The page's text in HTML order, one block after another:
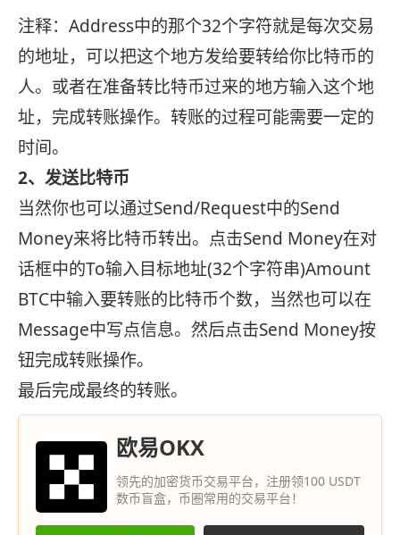
注释：Address中的那个32个字符就是每次交易
的地址，可以把这个地方发给要转给你比特币的
人。或者在准备转比特币过来的地方输入这个地
址，完成转账操作。转账的过程可能需要一定的
时间。
2、发送比特币
当然你也可以通过Send/Request中的Send
Money来将比特币转出。点击Send Money在对
话框中的To输入目标地址(32个字符串)Amount
BTC中输入要转账的比特币个数，当然也可以在
Message中写点信息。然后点击Send Money按
钮完成转账操作。
最后完成最终的转账。
欧易OKX
领先的加密货币交易平台，注册领100 USDT
数币盲盒，币圈常用的交易平台！